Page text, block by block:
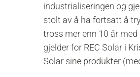
industrialiseringen og
stolt av å ha fortsatt å
tross mer enn 10 år
gjelder for REC Solar i
Solar sine produkter